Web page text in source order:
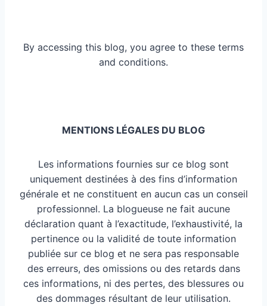
By accessing this blog, you agree to these terms
and conditions.
MENTIONS LÉGALES DU BLOG
Les informations fournies sur ce blog sont
uniquement destinées à des fins d’information
générale et ne constituent en aucun cas un conseil
professionnel. La blogueuse ne fait aucune
déclaration quant à l’exactitude, l’exhaustivité, la
pertinence ou la validité de toute information
publiée sur ce blog et ne sera pas responsable
des erreurs, des omissions ou des retards dans
ces informations, ni des pertes, des blessures ou
des dommages résultant de leur utilisation.